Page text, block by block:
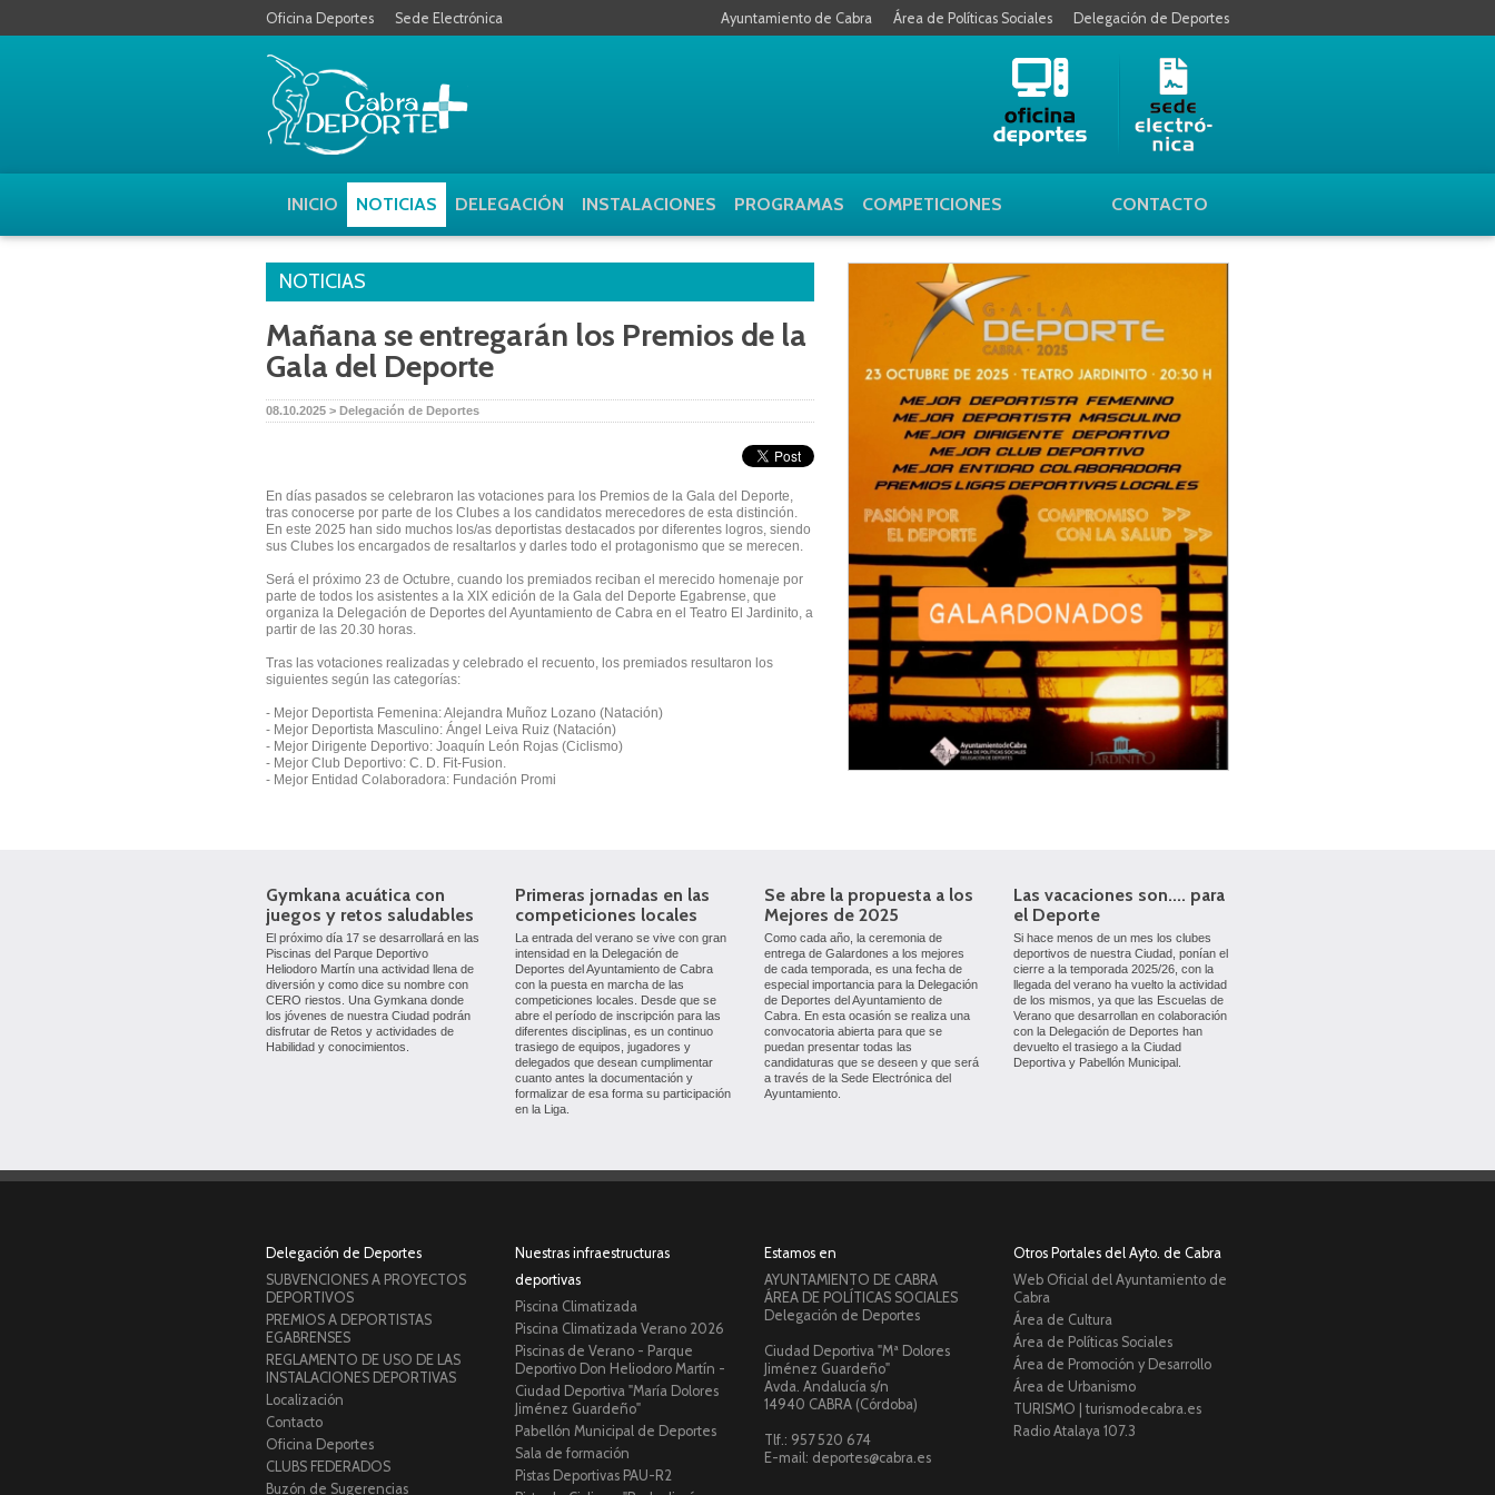
Oficina Deportes Sede Electrónica Ayuntamiento de Cabra Área de Políticas Sociales Delegación de Deportes
INICIO NOTICIAS DELEGACIÓN INSTALACIONES PROGRAMAS COMPETICIONES CONTACTO
NOTICIAS
Mañana se entregarán los Premios de la
Gala del Deporte
08.10.2025 > Delegación de Deportes
En días pasados se celebraron las votaciones para los Premios de la Gala del Deporte,
tras conocerse por parte de los Clubes a los candidatos merecedores de esta distinción.
En este 2025 han sido muchos los/as deportistas destacados por diferentes logros, siendo
sus Clubes los encargados de resaltarlos y darles todo el protagonismo que se merecen.
Será el próximo 23 de Octubre, cuando los premiados reciban el merecido homenaje por
parte de todos los asistentes a la XIX edición de la Gala del Deporte Egabrense, que
organiza la Delegación de Deportes del Ayuntamiento de Cabra en el Teatro El Jardinito, a
partir de las 20.30 horas.
Tras las votaciones realizadas y celebrado el recuento, los premiados resultaron los
siguientes según las categorías:
- Mejor Deportista Femenina: Alejandra Muñoz Lozano (Natación)
- Mejor Deportista Masculino: Ángel Leiva Ruiz (Natación)
- Mejor Dirigente Deportivo: Joaquín León Rojas (Ciclismo)
- Mejor Club Deportivo: C. D. Fit-Fusion.
- Mejor Entidad Colaboradora: Fundación Promi
Gymkana acuática con
juegos y retos saludables
El próximo día 17 se desarrollará en las
Piscinas del Parque Deportivo
Heliodoro Martín una actividad llena de
diversión y como dice su nombre con
CERO riestos. Una Gymkana donde
los jóvenes de nuestra Ciudad podrán
disfrutar de Retos y actividades de
Habilidad y conocimientos.
Primeras jornadas en las
competiciones locales
La entrada del verano se vive con gran
intensidad en la Delegación de
Deportes del Ayuntamiento de Cabra
con la puesta en marcha de las
competiciones locales. Desde que se
abre el período de inscripción para las
diferentes disciplinas, es un continuo
trasiego de equipos, jugadores y
delegados que desean cumplimentar
cuanto antes la documentación y
formalizar de esa forma su participación
en la Liga.
Se abre la propuesta a los
Mejores de 2025
Como cada año, la ceremonia de
entrega de Galardones a los mejores
de cada temporada, es una fecha de
especial importancia para la Delegación
de Deportes del Ayuntamiento de
Cabra. En esta ocasión se realiza una
convocatoria abierta para que se
puedan presentar todas las
candidaturas que se deseen y que será
a través de la Sede Electrónica del
Ayuntamiento.
Las vacaciones son.... para
el Deporte
Si hace menos de un mes los clubes
deportivos de nuestra Ciudad, ponían el
cierre a la temporada 2025/26, con la
llegada del verano ha vuelto la actividad
de los mismos, ya que las Escuelas de
Verano que desarrollan en colaboración
con la Delegación de Deportes han
devuelto el trasiego a la Ciudad
Deportiva y Pabellón Municipal.
Delegación de Deportes
SUBVENCIONES A PROYECTOS
DEPORTIVOS
PREMIOS A DEPORTISTAS
EGABRENSES
REGLAMENTO DE USO DE LAS
INSTALACIONES DEPORTIVAS
Localización
Contacto
Oficina Deportes
CLUBS FEDERADOS
Buzón de Sugerencias
Nuestras infraestructuras
deportivas
Piscina Climatizada
Piscina Climatizada Verano 2026
Piscinas de Verano - Parque
Deportivo Don Heliodoro Martín -
Ciudad Deportiva "María Dolores
Jiménez Guardeño"
Pabellón Municipal de Deportes
Sala de formación
Pistas Deportivas PAU-R2
Estamos en
AYUNTAMIENTO DE CABRA
ÁREA DE POLÍTICAS SOCIALES
Delegación de Deportes
Ciudad Deportiva "Mª Dolores
Jiménez Guardeño"
Avda. Andalucía s/n
14940 CABRA (Córdoba)
Tlf.: 957 520 674
E-mail: deportes@cabra.es
Otros Portales del Ayto. de Cabra
Web Oficial del Ayuntamiento de
Cabra
Área de Cultura
Área de Políticas Sociales
Área de Promoción y Desarrollo
Área de Urbanismo
TURISMO | turismodecabra.es
Radio Atalaya 107.3